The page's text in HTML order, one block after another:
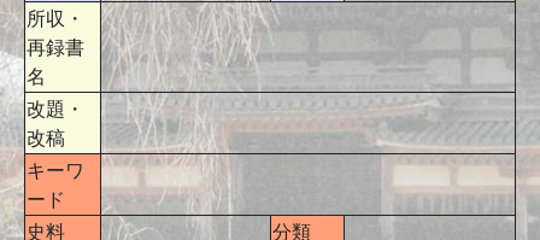
所収・
再録書
名
改題・
改稿
キーワ
ード
史料
分類